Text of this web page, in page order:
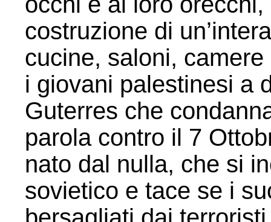
costruzione di
cucine, saloni,
i giovani palestinesi a
Guterres che
parola contro il 7
nato dal nulla, che si
sovietico e tace se i